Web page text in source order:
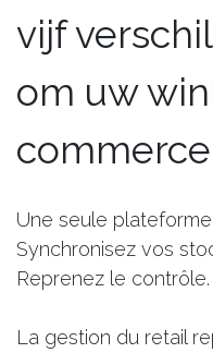
vijf
om uw
Une seule
Synchronisez vos
Reprenez le contrôle.
La gestion du retail